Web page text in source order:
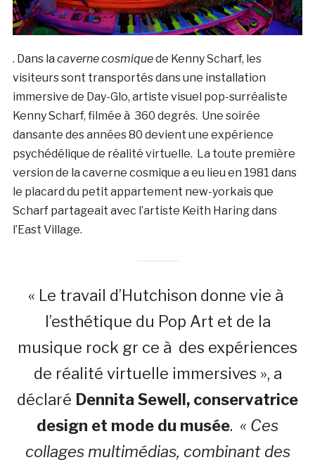
. Dans la caverne cosmiquede Kenny Scharf, les
visiteurs sont transportés dans une installation
immersive de Day-Glo, artiste visuel pop-surréaliste
Kenny Scharf, filmée à 360 degrés. Une soirée
dansante des années 80 devient une expérience
psychédélique de réalité virtuelle. La toute première
version de la caverne cosmique a eu lieu en 1981 dans
le placard du petit appartement new-yorkais que
Scharf partageait avec l’artiste Keith Haring dans
l’East Village.
« Le travail d’Hutchison donne vie à
l’esthétique du Pop Art et de la
musique rock gr ce à des expériences
de réalité virtuelle immersives », a
déclaré Dennita Sewell, conservatrice
design et mode du musée. « Ces
collages multimédias, combinant des